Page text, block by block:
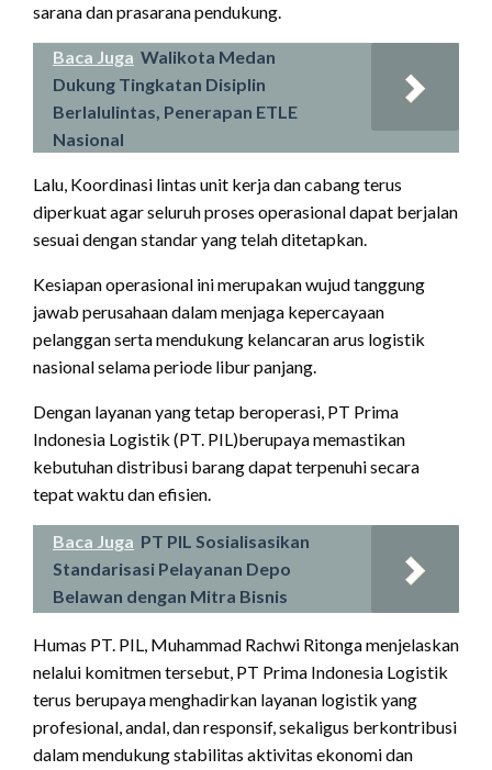
sarana dan prasarana pendukung.
Baca Juga Walikota Medan
Dukung Tingkatan Disiplin
Berlalulintas, Penerapan ETLE
Nasional
Lalu, Koordinasi lintas unit kerja dan cabang terus
diperkuat agar seluruh proses operasional dapat berjalan
sesuai dengan standar yang telah ditetapkan.
Kesiapan operasional ini merupakan wujud tanggung
jawab perusahaan dalam menjaga kepercayaan
pelanggan serta mendukung kelancaran arus logistik
nasional selama periode libur panjang.
Dengan layanan yang tetap beroperasi, PT Prima
Indonesia Logistik (PT. PIL)berupaya memastikan
kebutuhan distribusi barang dapat terpenuhi secara
tepat waktu dan efisien.
Baca Juga PT PIL Sosialisasikan
Standarisasi Pelayanan Depo
Belawan dengan Mitra Bisnis
Humas PT. PIL, Muhammad Rachwi Ritonga menjelaskan
nelalui komitmen tersebut, PT Prima Indonesia Logistik
terus berupaya menghadirkan layanan logistik yang
profesional, andal, dan responsif, sekaligus berkontribusi
dalam mendukung stabilitas aktivitas ekonomi dan